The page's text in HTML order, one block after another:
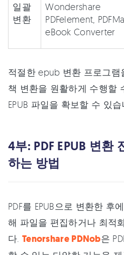
일괄
변환
Wondershare
PDFelement,
eBook Converter
적절한 epub 변환 프로그램
책 변환을 원활하게 수행할
EPUB 파일을 확보할 수 있습
4부: PDF EPUB 변환
하는 방법
PDF를 EPUB으로 변환한 후
해 파일을 편집하거나 최적
다. Tenorshare PDNob은